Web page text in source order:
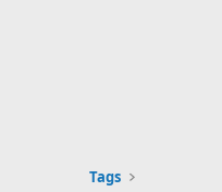
Tags